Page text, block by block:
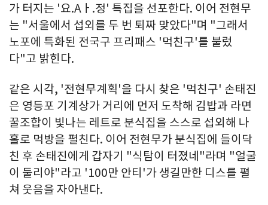
가 터지는 '요.Aㅏ.정' 특집을 선포한다. 이어 전현무
는 "서울에서 섭외를 두 번 퇴짜 맞았다"며 "그래서
노포에 특화된 전국구 프리패스 '먹친구'를 불렀
다"고 밝힌다.
같은 시각, '전현무계획'을 다시 찾은 '먹친구' 손태진
은 영등포 기계상가 거리에 먼저 도착해 김밥과 라면
꿀조합이 빛나는 레트로 분식집을 스스로 섭외해 나
홀로 먹방을 펼친다. 이어 전현무가 분식집에 들이닥
친 후 손태진에게 갑자기 "식탐이 터졌네"라며 "얼굴
이 둘리야"라고 '100만 안티'가 생길만한 디스를 펼
쳐 웃음을 자아낸다.